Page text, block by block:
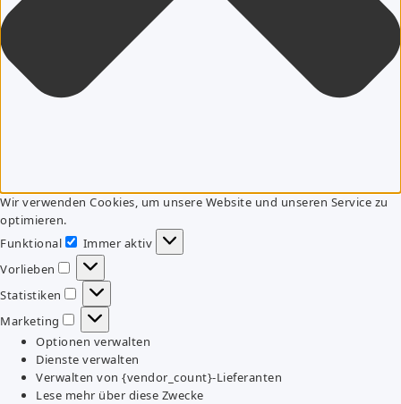
Wir verwenden Cookies, um unsere Website und unseren Service zu
optimieren.
Funktional
Funktional
Immer aktiv
Vorlieben
Vorlieben
Statistiken
Statistiken
Marketing
Marketing
Optionen verwalten
Dienste verwalten
Verwalten von {vendor_count}-Lieferanten
Lese mehr über diese Zwecke